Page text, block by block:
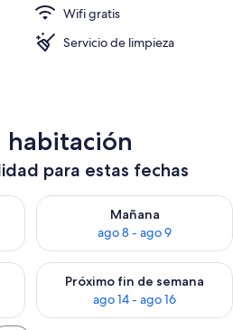
Terraza o patio
Wifi gratis
Servicio de limpieza
habitación
para estas fechas
esta noche, ago 7 - ago 8
Mañana
ago 8 - ago 9
Consulta la disponibilidad
este fin de semana, ago 7 -
Próximo fin de semana
ago 14 - ago 16
Consulta la disponibilidad